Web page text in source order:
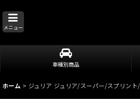
メニュー
車種別商品
ホーム > ジュリア ジュリア/スーパー/スプリン